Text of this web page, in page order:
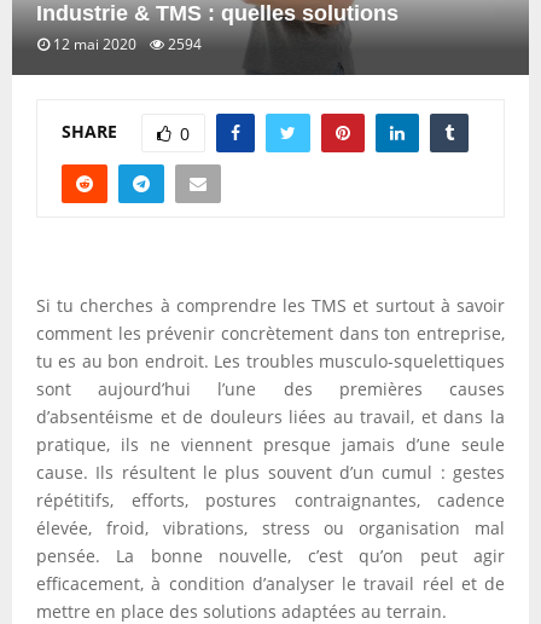
Industrie & TMS : quelles solutions
12 mai 2020 2594
SHARE 0
Si tu cherches à comprendre les TMS et surtout à savoir
comment les prévenir concrètement dans ton entreprise,
tu es au bon endroit. Les troubles musculo-squelettiques
sont aujourd’hui l’une des premières causes
d’absentéisme et de douleurs liées au travail, et dans la
pratique, ils ne viennent presque jamais d’une seule
cause. Ils résultent le plus souvent d’un cumul : gestes
répétitifs, efforts, postures contraignantes, cadence
élevée, froid, vibrations, stress ou organisation mal
pensée. La bonne nouvelle, c’est qu’on peut agir
efficacement, à condition d’analyser le travail réel et de
mettre en place des solutions adaptées au terrain.